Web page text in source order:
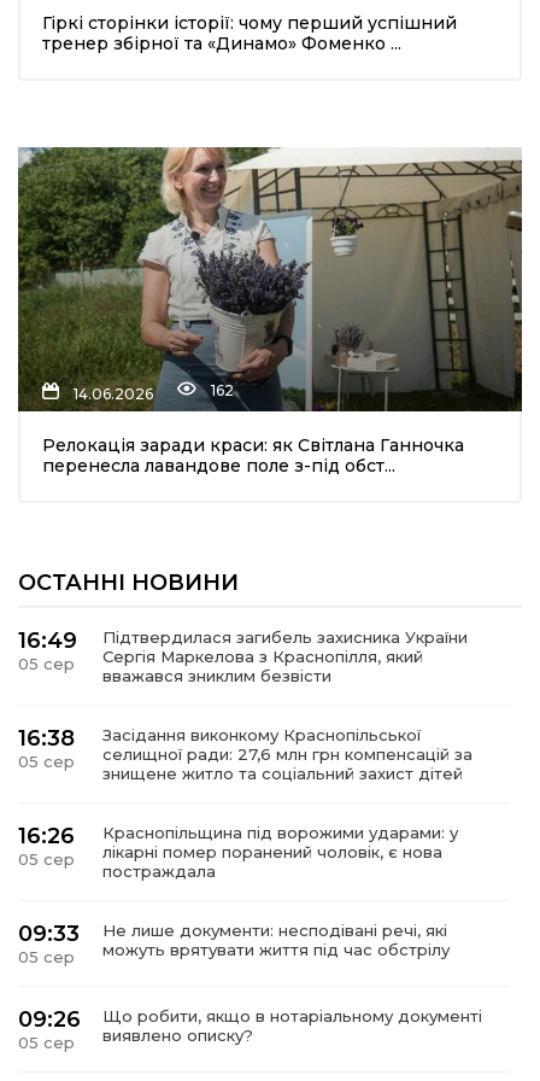
Гіркі сторінки історії: чому перший успішний
тренер збірної та «Динамо» Фоменко ...
14.06.2026 162
Релокація заради краси: як Світлана Ганночка
перенесла лавандове поле з-під обст...
ОСТАННІ НОВИНИ
16:49
05 сер
Підтвердилася загибель захисника України
Сергія Маркелова з Краснопілля, який
вважався зниклим безвісти
16:38
05 сер
Засідання виконкому Краснопільської
селищної ради: 27,6 млн грн компенсацій за
знищене житло та соціальний захист дітей
16:26
05 сер
Краснопільщина під ворожими ударами: у
лікарні помер поранений чоловік, є нова
постраждала
09:33
05 сер
Не лише документи: несподівані речі, які
можуть врятувати життя під час обстрілу
09:26
05 сер
Що робити, якщо в нотаріальному документі
виявлено описку?